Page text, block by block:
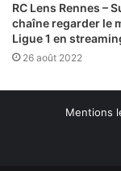
RC Lens Rennes –
chaîne regarder le
Ligue 1 en
26 août 2022
Mentions